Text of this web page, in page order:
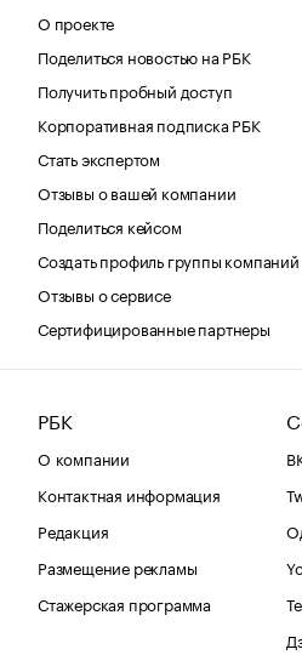
О проекте
Поделиться новостью на РБК
Получить пробный доступ
Корпоративная подписка РБК
Стать экспертом
Отзывы о вашей компании
Поделиться кейсом
Создать профиль группы компаний
Отзывы о сервисе
Сертифицированные партнеры
РБК
О компании
Контактная информация
Редакция
Размещение рекламы
Стажерская программа